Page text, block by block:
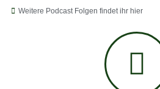
Weitere Podcast Folgen findet ihr hier